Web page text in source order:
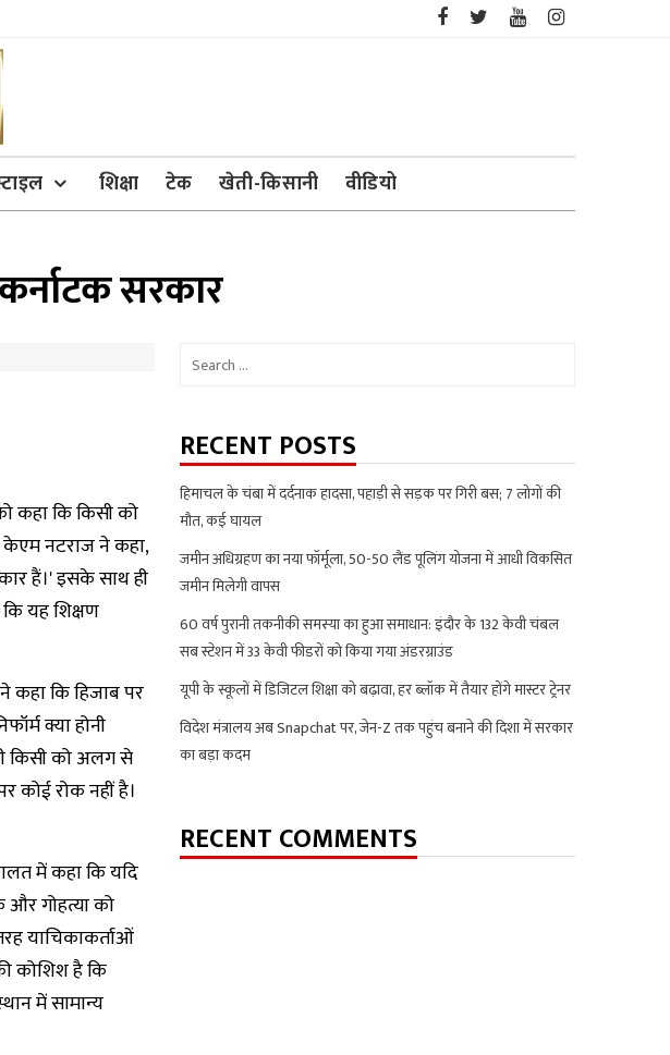
शिक्षा टेक खेती-किसानी वीडियो
सरकार
कहा कि किसी को
केएम नटराज ने कहा,
हैं।' इसके साथ ही
यह शिक्षण
कहा कि हिजाब पर
क्या होनी
किसी को अलग से
कोई रोक नहीं है।
में कहा कि यदि
गोहत्या को
याचिकाकर्ताओं
कोशिश है कि
में सामान्य
Search
RECENT POSTS
हिमाचल के चंबा में दर्दनाक हादसा, पहाड़ी से सड़क पर गिरी बस; 7 लोगों की
मौत, कई घायल
जमीन अधिग्रहण का नया फॉर्मूला, 50-50 लैंड पूलिंग योजना में आधी विकसित
जमीन मिलेगी वापस
60 वर्ष पुरानी तकनीकी समस्या का हुआ समाधान: इंदौर के 132 केवी चंबल
सब स्टेशन में 33 केवी फीडरों को किया गया अंडरग्राउंड
यूपी के स्कूलों में डिजिटल शिक्षा को बढ़ावा, हर ब्लॉक में तैयार होंगे मास्टर ट्रेनर
विदेश मंत्रालय अब Snapchat पर, जेन-Z तक पहुंच बनाने की दिशा में सरकार
का बड़ा कदम
RECENT COMMENTS